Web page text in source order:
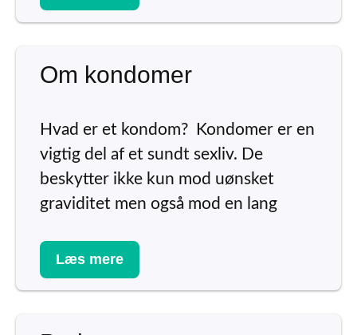
Om kondomer
Hvad er et kondom? Kondomer er en
vigtig del af et sundt sexliv. De
beskytter ikke kun mod uønsket
graviditet men også mod en lang
Læs mere